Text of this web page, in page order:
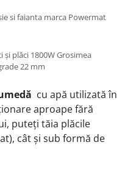
cu apă utilizată în
aproape fără
puteți tăia plăcile
cât și sub formă de